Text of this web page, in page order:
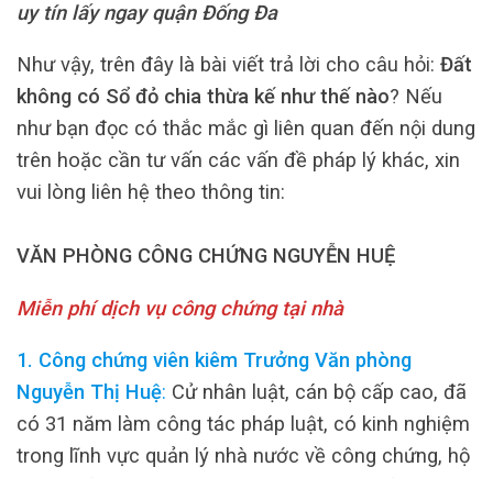
uy tín lấy ngay quận Đống Đa
Như vậy, trên đây là bài viết trả lời cho câu hỏi: Đất
không có Sổ đỏ chia thừa kế như thế nào? Nếu
như bạn đọc có thắc mắc gì liên quan đến nội dung
trên hoặc cần tư vấn các vấn đề pháp lý khác, xin
vui lòng liên hệ theo thông tin:
VĂN PHÒNG CÔNG CHỨNG NGUYỄN HUỆ
Miễn phí dịch vụ công chứng tại nhà
1. Công chứng viên kiêm Trưởng Văn phòng
Nguyễn Thị Huệ: Cử nhân luật, cán bộ cấp cao, đã
có 31 năm làm công tác pháp luật, có kinh nghiệm
trong lĩnh vực quản lý nhà nước về công chứng, hộ